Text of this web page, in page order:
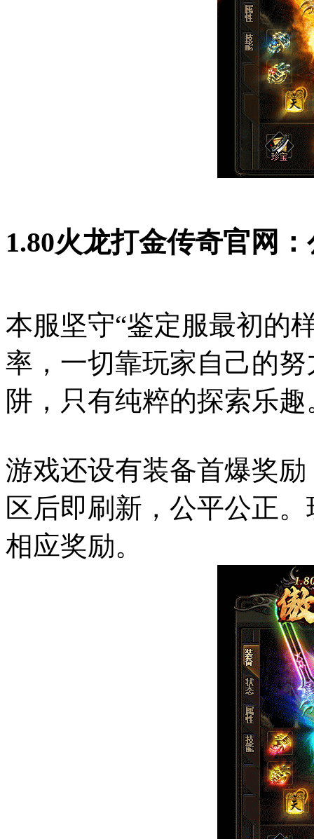
1.80火龙打金传奇官网
本服坚守“鉴定服最初的
率，一切靠玩家自己的
阱，只有纯粹的探索乐趣
游戏还设有装备首爆奖
区后即刷新，公平公正
相应奖励。